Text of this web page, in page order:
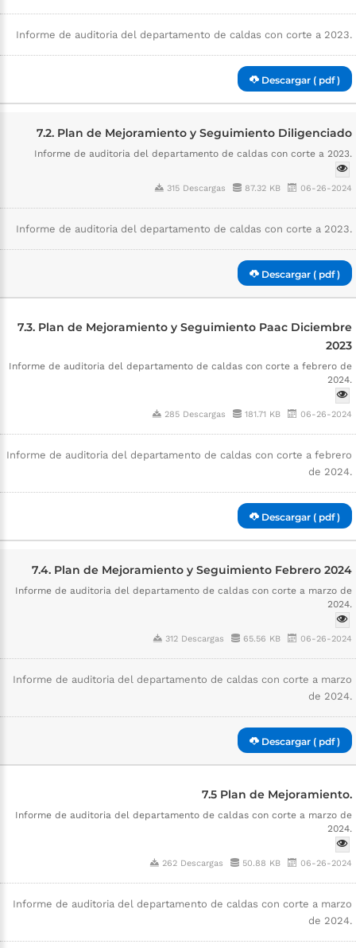
Informe de auditoria del departamento de caldas con corte a 2023.
Descargar ( pdf )
7.2. Plan de Mejoramiento y Seguimiento Diligenciado
Informe de auditoria del departamento de caldas con corte a 2023.
315 Descargas 87.32 KB 06-26-2024
Informe de auditoria del departamento de caldas con corte a 2023.
Descargar ( pdf )
7.3. Plan de Mejoramiento y Seguimiento Paac Diciembre
2023
Informe de auditoria del departamento de caldas con corte a febrero de
2024.
285 Descargas 181.71 KB 06-26-2024
Informe de auditoria del departamento de caldas con corte a febrero
de 2024.
Descargar ( pdf )
7.4. Plan de Mejoramiento y Seguimiento Febrero 2024
Informe de auditoria del departamento de caldas con corte a marzo de
2024.
312 Descargas 65.56 KB 06-26-2024
Informe de auditoria del departamento de caldas con corte a marzo
de 2024.
Descargar ( pdf )
7.5 Plan de Mejoramiento.
Informe de auditoria del departamento de caldas con corte a marzo de
2024.
262 Descargas 50.88 KB 06-26-2024
Informe de auditoria del departamento de caldas con corte a marzo
de 2024.